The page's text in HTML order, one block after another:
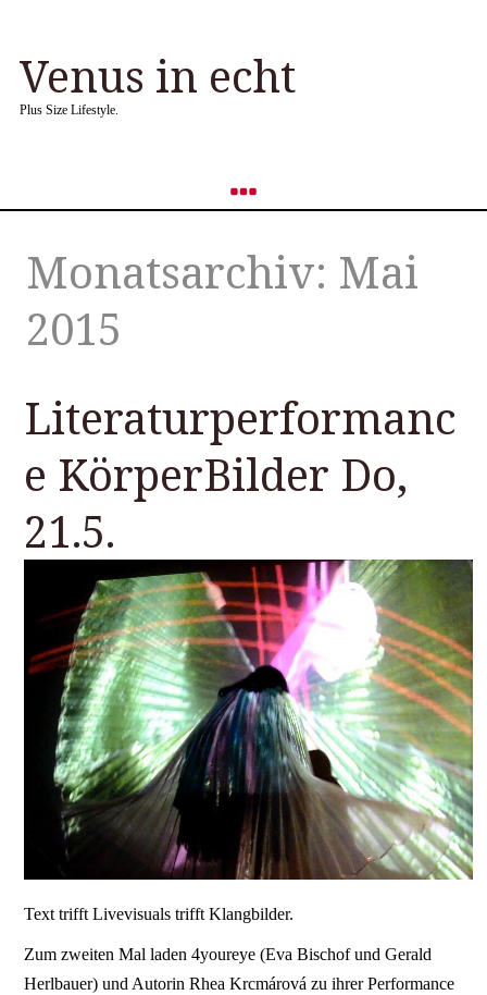
Venus in echt
Plus Size Lifestyle.
Monatsarchiv: Mai
2015
Literaturperformanc
e KörperBilder Do,
21.5.
Text trifft Livevisuals trifft Klangbilder.
Zum zweiten Mal laden 4youreye (Eva Bischof und Gerald
Herlbauer) und Autorin Rhea Krcmárová zu ihrer Performance